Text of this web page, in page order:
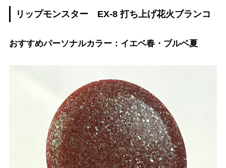
リップモンスター EX-8 打ち上げ花火ブランコ
おすすめパーソナルカラー：イエベ春・ブルベ夏